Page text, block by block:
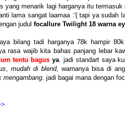
yang menarik lagi harganya itu
lama sangat laamaa :'( tapi ya sudah
judul focallure Twilight 18 warna
bilang tadi harganya 78k hampir
rasa wajib kita bahas panjang lebar
tentu bagusya. jadi standart saya
,mudah di blend, warnanya bisa di
mengambang. jadi bagai mana dengan